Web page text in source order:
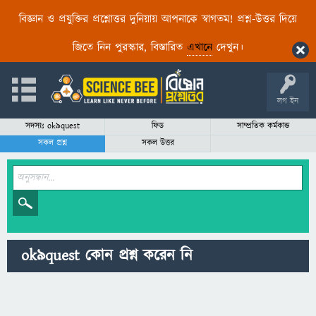
বিজ্ঞান ও প্রযুক্তির প্রশ্নোত্তর দুনিয়ায় আপনাকে স্বাগতম! প্রশ্ন-উত্তর দিয়ে
জিতে নিন পুরস্কার, বিস্তারিত এখানেদেখুন।
লগ ইন
সদস্যঃ ok9quest ফিড
সাম্প্রতিক কর্মকান্ড
সকল প্রশ্ন
সকল উত্তর
ok9quest কোন প্রশ্ন করেন নি